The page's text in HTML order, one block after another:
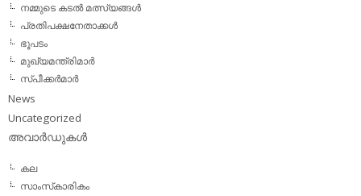
നമ്മുടെ കടല്‍ മത്സ്യങ്ങള്‍
പ്രതിപക്ഷനേതാക്കള്‍
ഭൂപടം
മുഖ്യമന്ത്രിമാര്‍
സ്പീക്കര്‍മാര്‍
News
Uncategorized
അവാര്‍ഡുകള്‍
കല
സാംസ്‌കാരികം